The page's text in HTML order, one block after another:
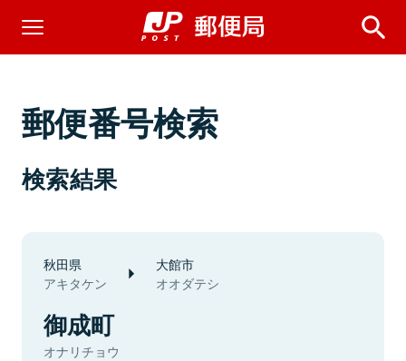
郵便番号検索
検索結果
秋田県
アキタケン
大館市
オオダテシ
御成町
オナリチョウ